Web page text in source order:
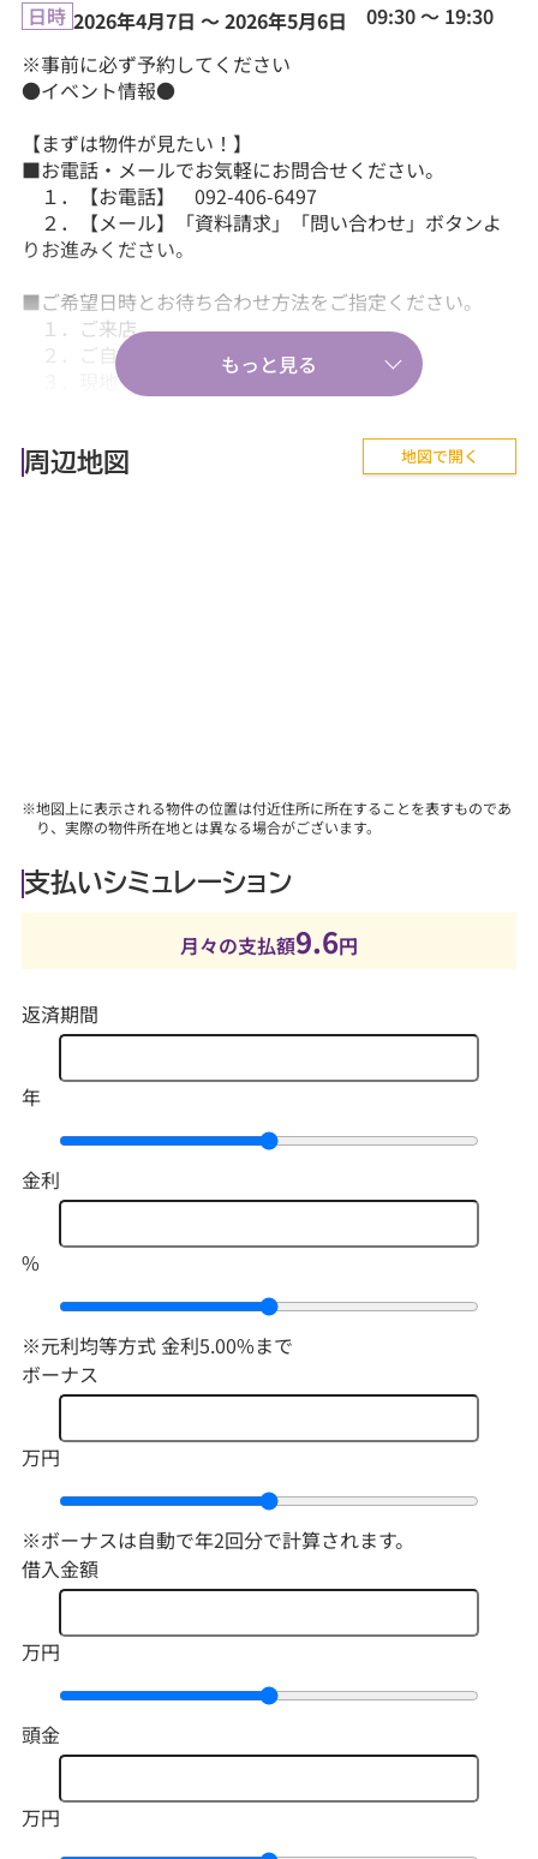
日時 2026年4月7日 ～ 2026年5月6日 09:30 ～ 19:30
※事前に必ず予約してください
●イベント情報●
【まずは物件が見たい！】
■お電話・メールでお気軽にお問合せください。
１．【お電話】 092-406-6497
２．【メール】「資料請求」「問い合わせ」ボタンよ
りお進みください。
■ご希望日時とお待ち合わせ方法をご指定ください。
１．ご来店
２．ご自宅送迎
３．現地・最寄駅等でのお待ち合わせ。
■『失敗しない住まい選びのポイント！』、『購入の流
周辺地図 地図で開く
※地図上に表示される物件の位置は付近住所に所在することを表すものであ
り、実際の物件所在地とは異なる場合がございます。
支払いシミュレーション
月々の支払額9.6円
返済期間
年
金利
%
※元利均等方式 金利5.00%まで
ボーナス
万円
※ボーナスは自動で年2回分で計算されます。
借入金額
万円
頭金
万円